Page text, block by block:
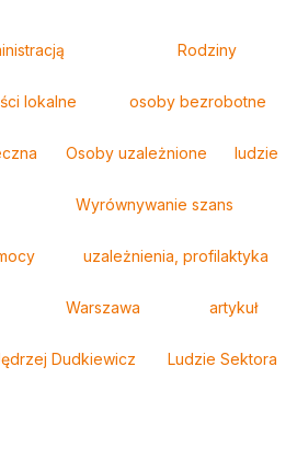
Rodziny
lokalne osoby bezrobotne
Osoby uzależnione ludzie
Wyrównywanie szans
uzależnienia, profilaktyka
Warszawa artykuł
Dudkiewicz Ludzie Sektora